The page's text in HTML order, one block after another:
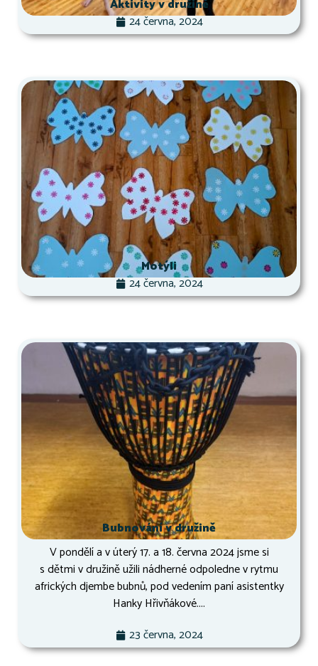
Aktivity v družině
24 června, 2024
Motýli
24 června, 2024
Bubnování v družině
V pondělí a v úterý 17. a 18. června 2024 jsme si
s dětmi v družině užili nádherné odpoledne v rytmu
afrických djembe bubnů, pod vedením paní asistentky
Hanky Hřivňákové....
23 června, 2024